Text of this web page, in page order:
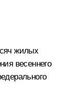
жилых
весеннего